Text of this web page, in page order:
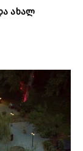
ახალ